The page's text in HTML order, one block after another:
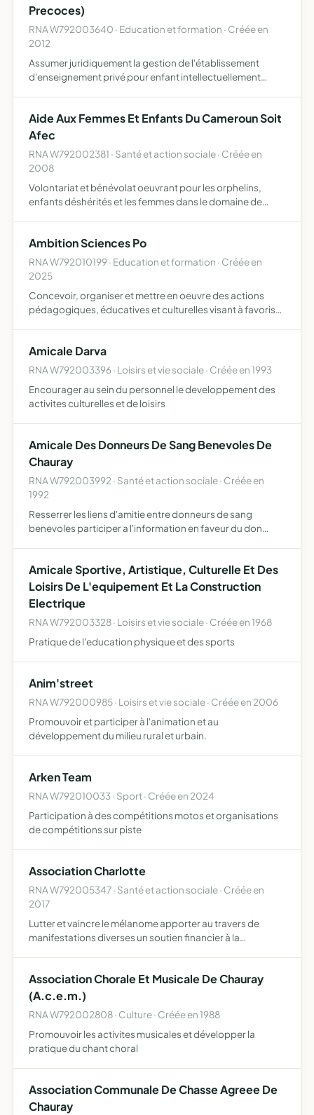
Precoces)
RNA W792003640 · Education et formation · Créée en
2012
Assumer juridiquement la gestion de l'établissement
d'enseignement privé pour enfant intellectuellement
Aide Aux Femmes Et Enfants Du Cameroun Soit
Afec
RNA W792002381 · Santé et action sociale · Créée en
2008
Volontariat et bénévolat oeuvrant pour les orphelins,
enfants déshérités et les femmes dans le domaine de
Ambition Sciences Po
RNA W792010199 · Education et formation · Créée en
2025
Concevoir, organiser et mettre en oeuvre des actions
pédagogiques, éducatives et culturelles visant à favoriser
Amicale Darva
RNA W792003396 · Loisirs et vie sociale · Créée en 1993
Encourager au sein du personnel le developpement des
activites culturelles et de loisirs
Amicale Des Donneurs De Sang Benevoles De
Chauray
RNA W792003992 · Santé et action sociale · Créée en
1992
Resserrer les liens d'amitie entre donneurs de sang
benevoles participer a l'information en faveur du don
Amicale Sportive, Artistique, Culturelle Et Des
Loisirs De L'equipement Et La Construction
Electrique
RNA W792003328 · Loisirs et vie sociale · Créée en 1968
Pratique de l'education physique et des sports
Anim'street
RNA W792000985 · Loisirs et vie sociale · Créée en 2006
Promouvoir et participer à l'animation et au
développement du milieu rural et urbain.
Arken Team
RNA W792010033 · Sport · Créée en 2024
Participation à des compétitions motos et organisations
de compétitions sur piste
Association Charlotte
RNA W792005347 · Santé et action sociale · Créée en
2017
Lutter et vaincre le mélanome apporter au travers de
manifestations diverses un soutien financier à la
préventi…
Association Chorale Et Musicale De Chauray
(A.c.e.m.)
RNA W792002808 · Culture · Créée en 1988
Promouvoir les activites musicales et développer la
pratique du chant choral
Association Communale De Chasse Agreee De
Chauray